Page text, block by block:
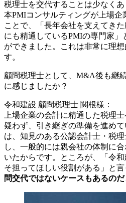
税理士を交代することは少なく
本PMIコンサルティングが上場企
ことで、「長年会社を支えてき
にも精通しているPMIの専門家」
ができました。これは非常に理
す。
顧問税理士として、M&A後も継
に感じましたか？
令和建設 顧問税理士 関根様：
上場企業の会計に精通した税理
疑わず、引き継ぎの準備を進め
は、知見のある公認会計士・税
し、一般的には親会社の体制に
いたからです。ところが、「令
そ担ってほしい役割がある」と言
問交代ではないケースもあるの